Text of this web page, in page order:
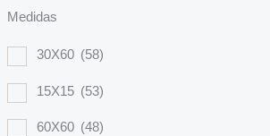
Medidas
30X60 (58)
15X15 (53)
60X60 (48)